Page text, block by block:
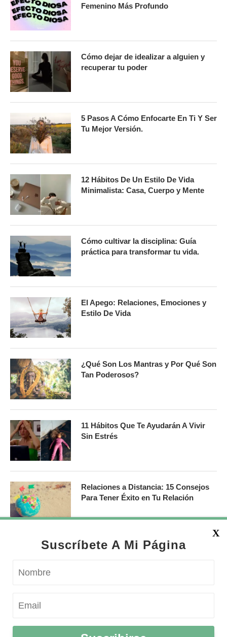
Suscríbete A Mi Página
X
Femenino Más Profundo
Cómo dejar de idealizar a alguien y
recuperar tu poder
5 Pasos A Cómo Enfocarte En Ti Y Ser
Tu Mejor Versión.
12 Hábitos De Un Estilo De Vida
Minimalista: Casa, Cuerpo y Mente
Cómo cultivar la disciplina: Guía
práctica para transformar tu vida.
El Apego: Relaciones, Emociones y
Estilo De Vida
¿Qué Son Los Mantras y Por Qué Son
Tan Poderosos?
11 Hábitos Que Te Ayudarán A Vivir
Sin Estrés
Relaciones a Distancia: 15 Consejos
Para Tener Éxito en Tu Relación